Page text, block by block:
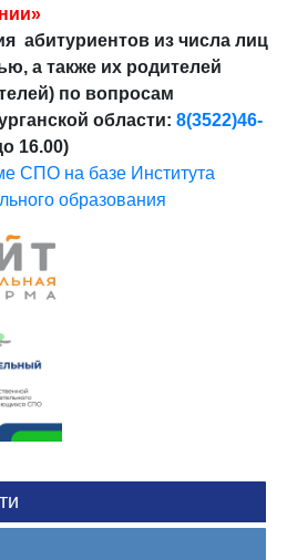
абитуриентов из числа лиц
а также их родителей
по вопросам
области: 8(3522)46-
16.00)
СПО на базе Института
образования